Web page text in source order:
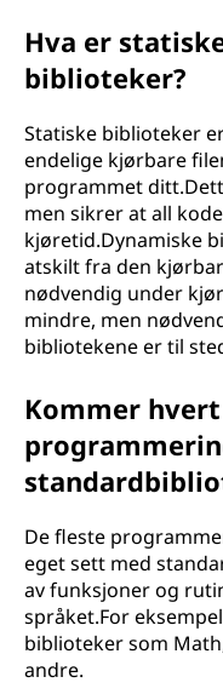
Hva er
biblioteker?
Statiske biblioteker
endelige kjørbare
programmet
men sikrer at all
kjøretid.Dynamiske
atskilt fra den
nødvendig under
mindre, men
bibliotekene er til
Kommer hvert
De fleste
eget sett med
av funksjoner og
språket.For
biblioteker som
andre.